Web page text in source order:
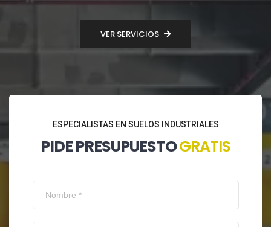
VER SERVICIOS
ESPECIALISTAS EN SUELOS INDUSTRIALES
PIDE PRESUPUESTOGRATIS